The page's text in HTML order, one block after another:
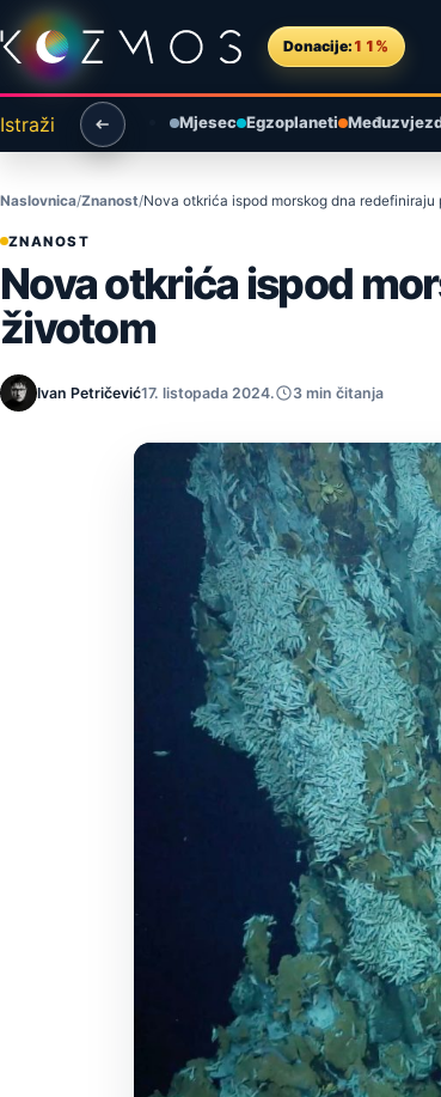
Preskoči na sadržaj
Donacije: 11%
Istraži Mjesec Egzoplaneti
Naslovnica Znanost Nova otkrića ispod morskog dna
ZNANOST
Nova otkrića ispod
životom
Ivan Petričević17. listopada 2024. 3 min čitanja